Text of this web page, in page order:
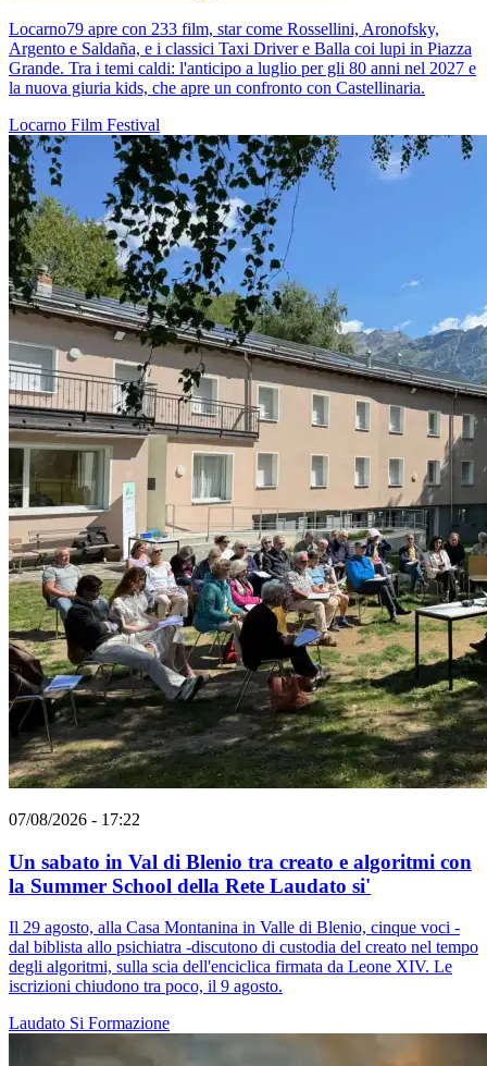
Locarno79 apre con 233 film, star come Rossellini, Aronofsky,
Argento e Saldaña, e i classici Taxi Driver e Balla coi lupi in Piazza
Grande. Tra i temi caldi: l'anticipo a luglio per gli 80 anni nel 2027 e
la nuova giuria kids, che apre un confronto con Castellinaria.
Locarno Film Festival
07/08/2026 - 17:22
Un sabato in Val di Blenio tra creato e algoritmi con
la Summer School della Rete Laudato si'
Il 29 agosto, alla Casa Montanina in Valle di Blenio, cinque voci -
dal biblista allo psichiatra -discutono di custodia del creato nel tempo
degli algoritmi, sulla scia dell'enciclica firmata da Leone XIV. Le
iscrizioni chiudono tra poco, il 9 agosto.
Laudato Si Formazione